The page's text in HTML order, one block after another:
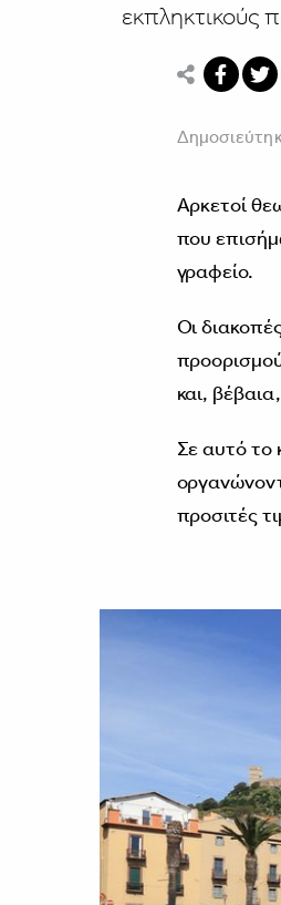
εκπληκτικούς
Αρκετοί
που
γραφείο.
Οι
και,
Σε αυτό το
προσιτές